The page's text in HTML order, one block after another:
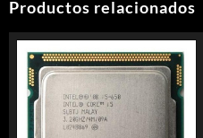
Productos relacionados